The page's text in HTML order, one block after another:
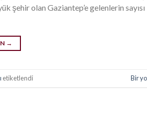
şehir olan Gaziantep’e gelenlerin sayısı
→
etiketlendi Bir